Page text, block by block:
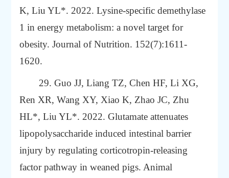
K, Liu YL*. 2022.Lysine-specific demethylase
1 in energy metabolism: a novel target for
obesity. Journal of Nutrition. 152(7):1611-
1620.
29. Guo JJ, Liang TZ, Chen HF, Li XG,
Ren XR, Wang XY, Xiao K, Zhao JC, Zhu
HL*, Liu YL*. 2022.Glutamate attenuates
lipopolysaccharide induced intestinal barrier
injury by regulating corticotropin-releasing
factor pathway in weaned pigs. Animal